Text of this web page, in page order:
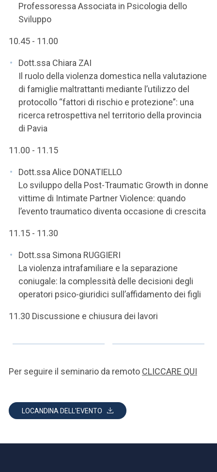
Professoressa Associata in Psicologia dello
Sviluppo
10.45 - 11.00
Dott.ssa Chiara ZAI
Il ruolo della violenza domestica nella valutazione
di famiglie maltrattanti mediante l’utilizzo del
protocollo “fattori di rischio e protezione”: una
ricerca retrospettiva nel territorio della provincia
di Pavia
11.00 - 11.15
Dott.ssa Alice DONATIELLO
Lo sviluppo della Post-Traumatic Growth in donne
vittime di Intimate Partner Violence: quando
l’evento traumatico diventa occasione di crescita
11.15 - 11.30
Dott.ssa Simona RUGGIERI
La violenza intrafamiliare e la separazione
coniugale: la complessità delle decisioni degli
operatori psico-giuridici sull’affidamento dei figli
11.30 Discussione e chiusura dei lavori
Per seguire il seminario da remoto CLICCARE QUI
LOCANDINA DELL'EVENTO